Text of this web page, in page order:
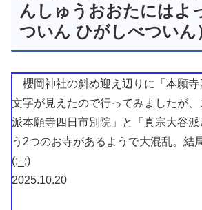
んしゅうおおたにはよ
ついん ひがしべついん
櫻岡神社の斜め迎え辺りに「本願寺
文字が見えたので行ってみましたが
派本願寺四日市別院」と「真宗大谷
う2つのお寺があるようで大混乱。結
(;_;)
2025.10.20